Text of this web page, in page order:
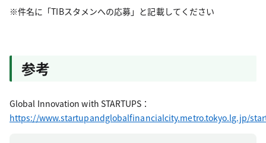
※件名に「TIBスタメンへの応募」と記載してください
参考
Global Innovation with STARTUPS：
https://www.startupandglobalfinancialcity.metro.tokyo.lg.jp/